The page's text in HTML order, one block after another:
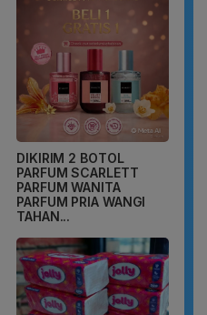
DIKIRIM 2 BOTOL
PARFUM SCARLETT
PARFUM WANITA
PARFUM PRIA WANGI
TAHAN...